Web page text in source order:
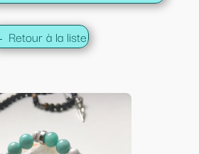
à la liste